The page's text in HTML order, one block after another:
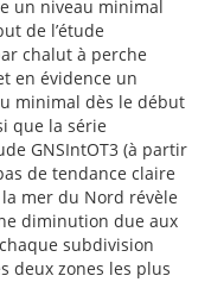
un niveau minimal
de l’étude
chalut à perche
en évidence un
minimal dès le début
que la série
GNSIntOT3 (à partir
de tendance claire
mer du Nord révèle
diminution due aux
subdivision
deux zones les plus